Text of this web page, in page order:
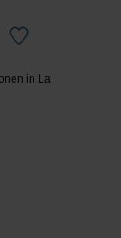
in La